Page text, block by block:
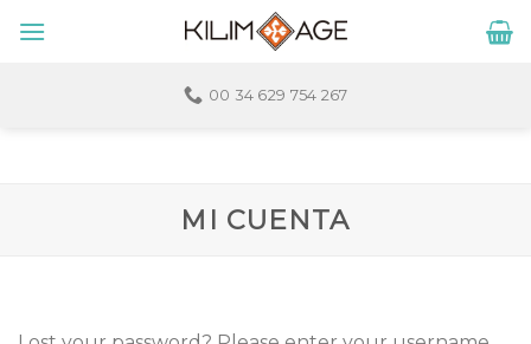
00 34 629 754 267
MI CUENTA